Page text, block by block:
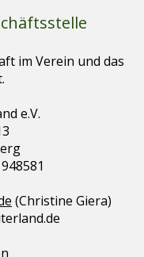
im Verein und das
e.V.
(Christine Giera)